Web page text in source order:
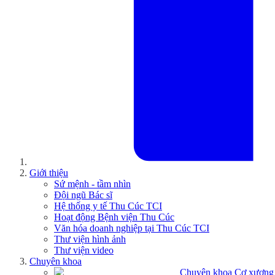
Giới thiệu
Sứ mệnh - tầm nhìn
Đội ngũ Bác sĩ
Hệ thống y tế Thu Cúc TCI
Hoạt động Bệnh viện Thu Cúc
Văn hóa doanh nghiệp tại Thu Cúc TCI
Thư viện hình ảnh
Thư viện video
Chuyên khoa
Chuyên khoa Cơ